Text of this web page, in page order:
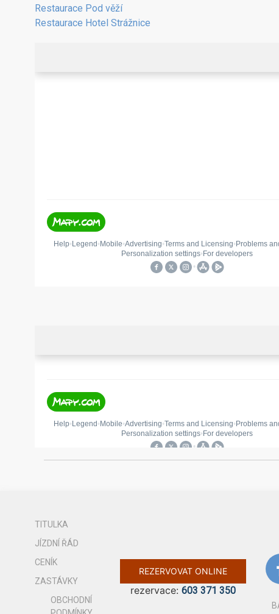
Restaurace Pod věží
Restaurace Hotel Strážnice
TITULKA
JÍZDNÍ ŘÁD
CENÍK
ZASTÁVKY
OBCHODNÍ
REZERVOVAT ONLINE
rezervace: 603 371 350